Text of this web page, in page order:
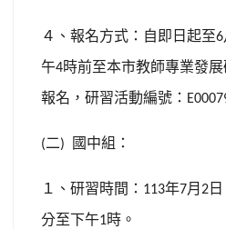
４、報名方式：自即日起至6
午4時前至本市教師專業發
報名，研習活動編號：
(二) 國中組：
１、研習時間： 113年7月 2
分至下午1時。